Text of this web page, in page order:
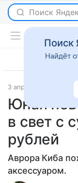
Поиск
3 апреля 2025
Юная
в свет с
рублей
Аврора Киба
аксессуаром.
Поиск
Найдёт